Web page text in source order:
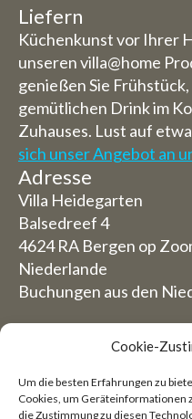
Cookie-
Um die besten Erfahrungen zu
Cookies, um Geräteinformationen
die Zustimmung zu diesen
Liefern
Küchenkunst vor Ihrer
unseren villa@home
genießen Sie
gemütlichen Drink im
Zuhauses. Lust auf
sich unser Angebot an
Adresse
Villa Heidegarten
Balsedreef 4
4624 RA Bergen op
Niederlande
Buchungen aus den
der Niederlande)